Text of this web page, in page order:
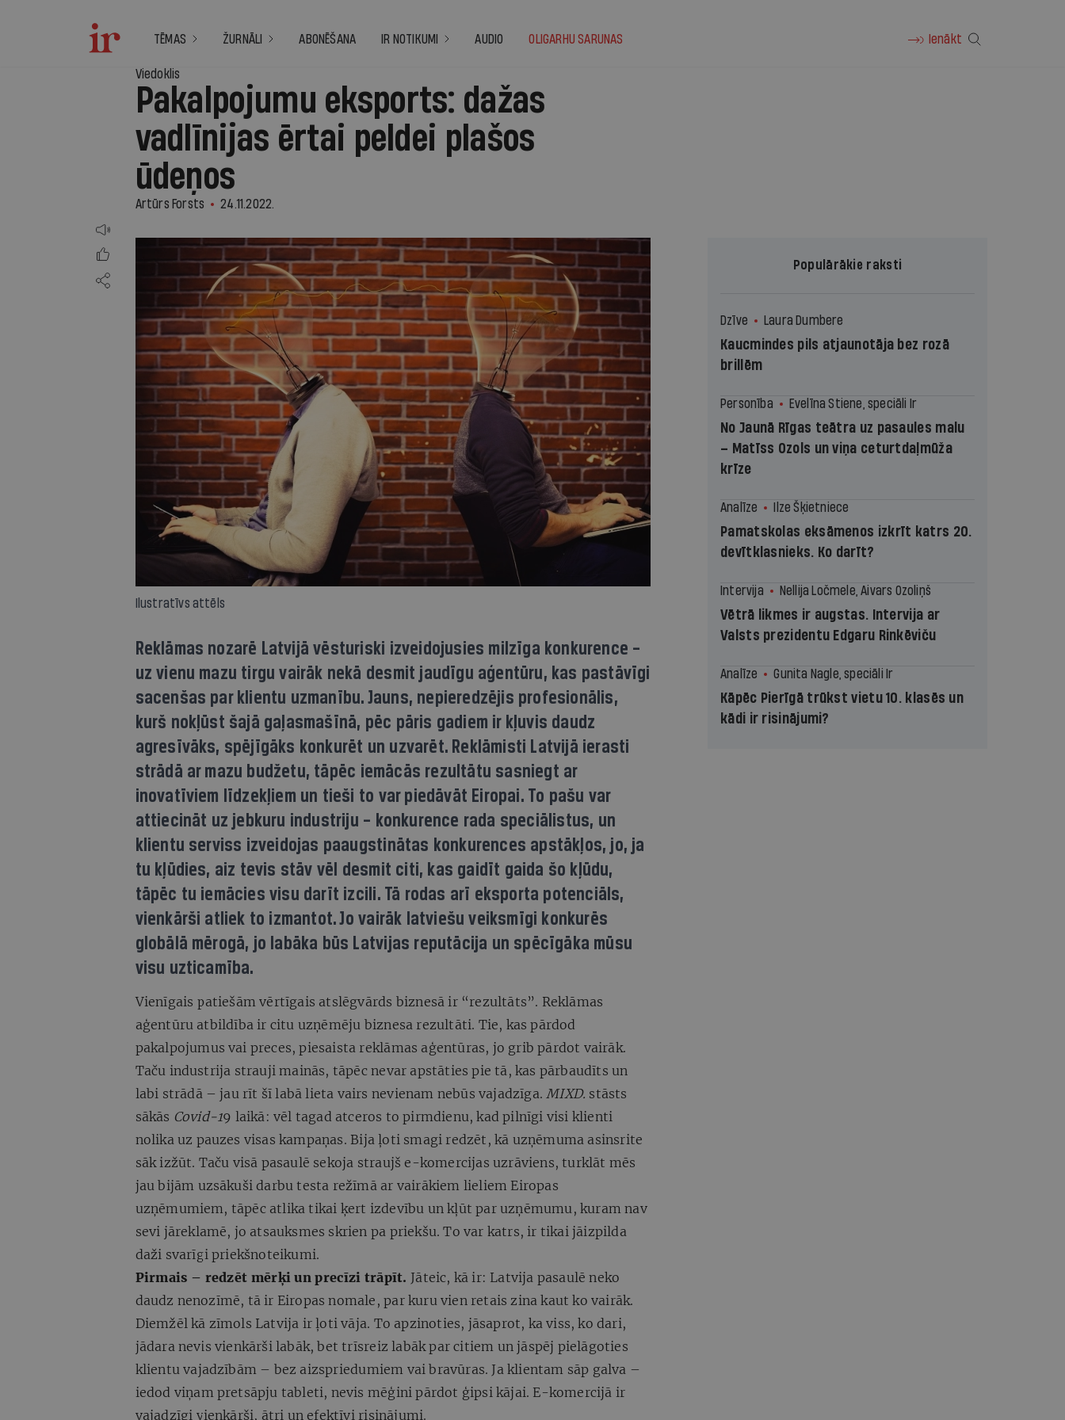
TĒMAS ŽURNĀLI ABONĒŠANA IR NOTIKUMI AUDIO OLIGARHU SARUNAS Ienākt
Viedoklis
Pakalpojumu eksports: dažas
vadlīnijas ērtai peldei plašos
ūdeņos
Artūrs Forsts 24.11.2022.
Ilustratīvs attēls
Reklāmas nozarē Latvijā vēsturiski izveidojusies milzīga konkurence –
uz vienu mazu tirgu vairāk nekā desmit jaudīgu aģentūru, kas pastāvīgi
sacenšas par klientu uzmanību. Jauns, nepieredzējis profesionālis,
kurš nokļūst šajā gaļasmašīnā, pēc pāris gadiem ir kļuvis daudz
agresīvāks, spējīgāks konkurēt un uzvarēt. Reklāmisti Latvijā ierasti
strādā ar mazu budžetu, tāpēc iemācās rezultātu sasniegt ar
inovatīviem līdzekļiem un tieši to var piedāvāt Eiropai. To pašu var
attiecināt uz jebkuru industriju – konkurence rada speciālistus, un
klientu serviss izveidojas paaugstinātas konkurences apstākļos, jo, ja
tu kļūdies, aiz tevis stāv vēl desmit citi, kas gaidīt gaida šo kļūdu,
tāpēc tu iemācies visu darīt izcili. Tā rodas arī eksporta potenciāls,
vienkārši atliek to izmantot. Jo vairāk latviešu veiksmīgi konkurēs
globālā mērogā, jo labāka būs Latvijas reputācija un spēcīgāka mūsu
visu uzticamība.
Vienīgais patiešām vērtīgais atslēgvārds biznesā ir “rezultāts”. Reklāmas
aģentūru atbildība ir citu uzņēmēju biznesa rezultāti. Tie, kas pārdod
pakalpojumus vai preces, piesaista reklāmas aģentūras, jo grib pārdot vairāk.
Taču industrija strauji mainās, tāpēc nevar apstāties pie tā, kas pārbaudīts un
labi strādā – jau rīt šī labā lieta vairs nevienam nebūs vajadzīga.MIXD. stāsts
sākās Covid-19 laikā: vēl tagad atceros to pirmdienu, kad pilnīgi visi klienti
nolika uz pauzes visas kampaņas. Bija ļoti smagi redzēt, kā uzņēmuma asinsrite
sāk izžūt. Taču visā pasaulē sekoja straujš e-komercijas uzrāviens, turklāt mēs
jau bijām uzsākuši darbu testa režīmā ar vairākiem lieliem Eiropas
uzņēmumiem, tāpēc atlika tikai ķert izdevību un kļūt par uzņēmumu, kuram nav
sevi jāreklamē, jo atsauksmes skrien pa priekšu. To var katrs, ir tikai jāizpilda
daži svarīgi priekšnoteikumi.
Pirmais – redzēt mērķi un precīzi trāpīt. Jāteic, kā ir: Latvija pasaulē neko
daudz nenozīmē, tā ir Eiropas nomale, par kuru vien retais zina kaut ko vairāk.
Diemžēl kā zīmols Latvija ir ļoti vāja. To apzinoties, jāsaprot, ka viss, ko dari,
jādara nevis vienkārši labāk, bet trīsreiz labāk par citiem un jāspēj pielāgoties
klientu vajadzībām – bez aizspriedumiem vai bravūras. Ja klientam sāp galva –
iedod viņam pretsāpju tableti, nevis mēģini pārdot ģipsi kājai. E-komercijā ir
vajadzīgi vienkārši, ātri un efektīvi risinājumi.
Populārākie raksti
Dzīve Laura Dumbere
Kaucmindes pils atjaunotāja bez rozā
brillēm
Personība Evelīna Stiene, speciāli Ir
No Jaunā Rīgas teātra uz pasaules malu
– Matīss Ozols un viņa ceturtdaļmūža
krīze
Analīze Ilze Šķietniece
Pamatskolas eksāmenos izkrīt katrs 20.
devītklasnieks. Ko darīt?
Intervija Nellija Ločmele, Aivars Ozoliņš
Vētrā likmes ir augstas. Intervija ar
Valsts prezidentu Edgaru Rinkēviču
Analīze Gunita Nagle, speciāli Ir
Kāpēc Pierīgā trūkst vietu 10. klasēs un
kādi ir risinājumi?